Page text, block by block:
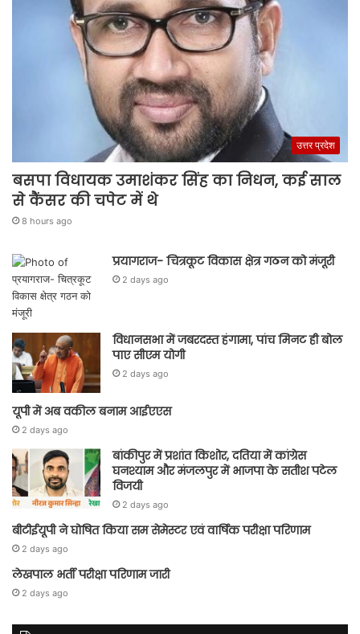
उत्तर प्रदेश
बसपा विधायक उमाशंकर सिंह का निधन, कई साल
से कैंसर की चपेट में थे
8 hours ago
प्रयागराज- चित्रकूट विकास क्षेत्र गठन को मंजूरी
2 days ago
विधानसभा में जबरदस्त हंगामा, पांच मिनट ही बोल
पाए सीएम योगी
2 days ago
यूपी में अब वकील बनाम आईएएस
2 days ago
बांकीपुर में प्रशांत किशोर, दतिया में कांग्रेस
घनश्याम और मंजलपुर में भाजपा के सतीश पटेल
विजयी
2 days ago
बीटीईयूपी ने घोषित किया सम सेमेस्टर एवं वार्षिक परीक्षा परिणाम
2 days ago
लेखपाल भर्ती परीक्षा परिणाम जारी
2 days ago